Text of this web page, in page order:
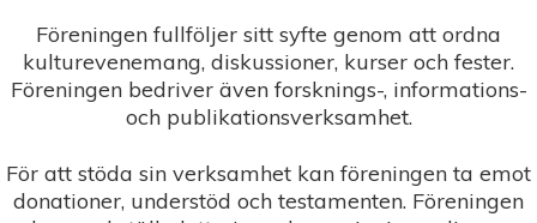
Föreningen fullföljer sitt syfte genom att ordna
kulturevenemang, diskussioner, kurser och fester.
Föreningen bedriver även forsknings-, informations-
och publikationsverksamhet.
För att stöda sin verksamhet kan föreningen ta emot
donationer, understöd och testamenten. Föreningen